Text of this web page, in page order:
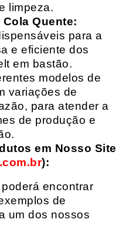
limpeza.
Quente:
para a
e eficiente dos
em bastão.
modelos de
variações de
para atender a
de produção e
em Nosso Site
):
encontrar
de
um dos nossos